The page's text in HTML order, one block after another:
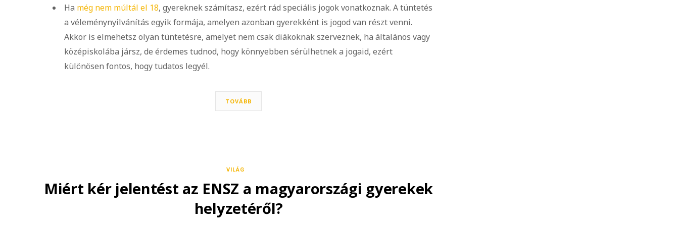
Ha még nem múltál el 18, gyereknek számítasz, ezért rád speciális jogok vonatkoznak. A tüntetés
a véleménynyilvánítás egyik formája, amelyen azonban gyerekként is jogod van részt venni.
Akkor is elmehetsz olyan tüntetésre, amelyet nem csak diákoknak szerveznek, ha általános vagy
középiskolába jársz, de érdemes tudnod, hogy könnyebben sérülhetnek a jogaid, ezért
különösen fontos, hogy tudatos legyél.
TOVÁBB
VILÁG
Miért kér jelentést az ENSZ a magyarországi gyerekek
helyzetéről?